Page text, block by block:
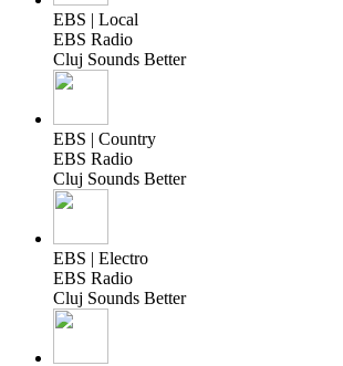
EBS | Local
EBS Radio
Cluj Sounds Better
EBS | Country
EBS Radio
Cluj Sounds Better
EBS | Electro
EBS Radio
Cluj Sounds Better